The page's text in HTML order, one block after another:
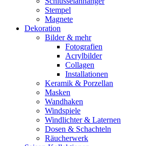
Stempel
Magnete
Dekoration
Bilder & mehr
Fotografien
Acrylbilder
Collagen
Installationen
Keramik & Porzellan
Masken
Wandhaken
Windspiele
Windlichter & Laternen
Dosen & Schachteln
Räucherwerk